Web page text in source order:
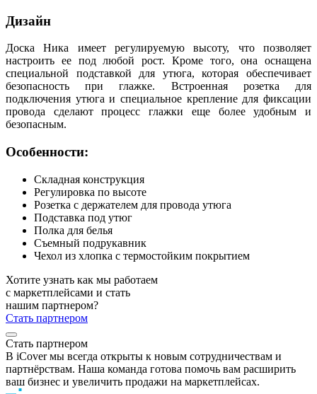
Дизайн
Доска Ника имеет регулируемую высоту, что позволяет
настроить ее под любой рост. Кроме того, она оснащена
специальной подставкой для утюга, которая обеспечивает
безопасность при глажке. Встроенная розетка для
подключения утюга и специальное крепление для фиксации
провода сделают процесс глажки еще более удобным и
безопасным.
Особенности:
Складная конструкция
Регулировка по высоте
Розетка с держателем для провода утюга
Подставка под утюг
Полка для белья
Съемный подрукавник
Чехол из хлопка с термостойким покрытием
Хотите узнать как мы работаем
с маркетплейсами и стать
нашим партнером?
Стать партнером
Стать партнером
В iCover мы всегда открыты к новым сотрудничествам и
партнёрствам. Наша команда готова помочь вам расширить
ваш бизнес и увеличить продажи на маркетплейсах.